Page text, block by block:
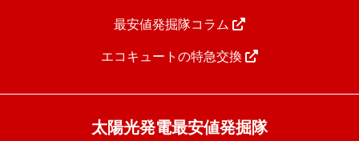
最安値発掘隊コラム
エコキュートの特急交換
太陽光発電最安値発掘隊